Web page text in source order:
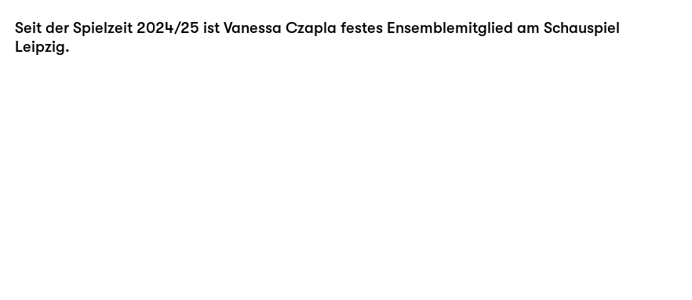
Seit der Spielzeit 2024/25 ist Vanessa Czapla festes Ensemblemitglied am Schauspiel
Leipzig.